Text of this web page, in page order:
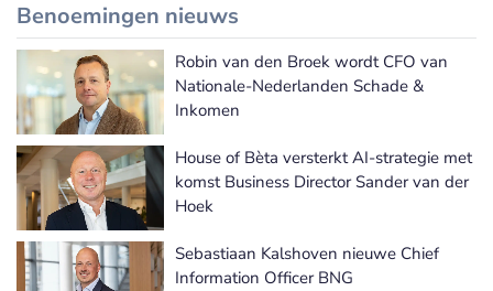
Benoemingen nieuws
Meer Benoemingen nieuws
Robin van den Broek wordt CFO van
Nationale-Nederlanden Schade &
Inkomen
House of Bèta versterkt AI-strategie met
komst Business Director Sander van der
Hoek
Sebastiaan Kalshoven nieuwe Chief
Information Officer BNG